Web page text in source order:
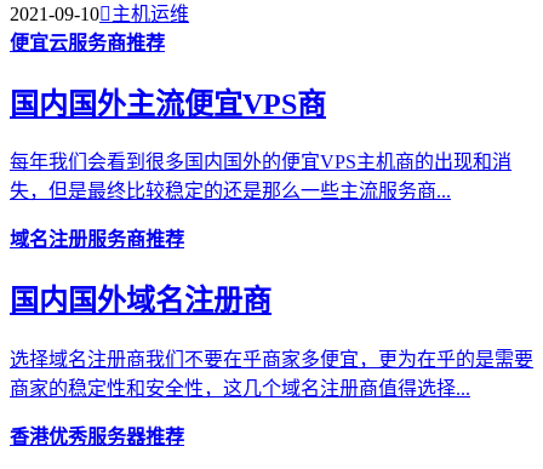
2021-09-10主机运维
便宜云服务商推荐
国内国外主流便宜VPS商
每年我们会看到很多国内国外的便宜VPS主机商的出现和消
失，但是最终比较稳定的还是那么一些主流服务商...
域名注册服务商推荐
国内国外域名注册商
选择域名注册商我们不要在乎商家多便宜，更为在乎的是需要
商家的稳定性和安全性，这几个域名注册商值得选择...
香港优秀服务器推荐